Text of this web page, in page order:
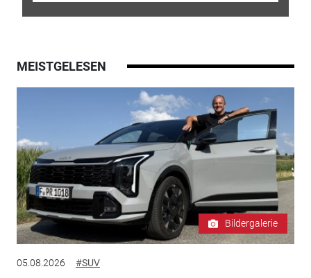
MEISTGELESEN
Bildergalerie
05.08.2026 #SUV